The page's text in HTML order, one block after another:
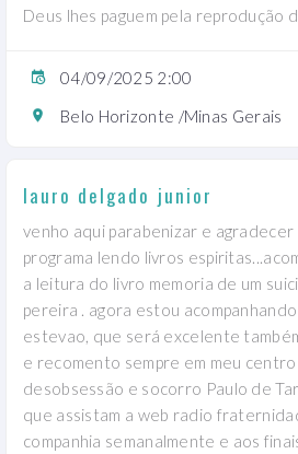
Deus lhes paguem pela reprodução
04/09/2025 2:00
Belo Horizonte /Minas Gerais
lauro delgado junior
venho aqui parabenizar e
programa lendo livros
a leitura do livro memoria de um
pereira . agora estou
estevao, que será excelente
e recomento sempre em meu
desobsessão e socorro Paulo de
que assistam a web radio
companhia semanalmente e aos